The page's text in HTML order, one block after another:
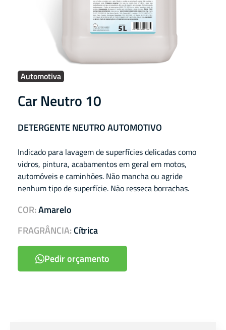
Automotiva
Car Neutro 10
DETERGENTE NEUTRO AUTOMOTIVO
Indicado para lavagem de superfícies delicadas como
vidros, pintura, acabamentos em geral em motos,
automóveis e caminhões. Não mancha ou agride
nenhum tipo de superfície. Não resseca borrachas.
COR:Amarelo
FRAGRÂNCIA: Cítrica
Pedir orçamento